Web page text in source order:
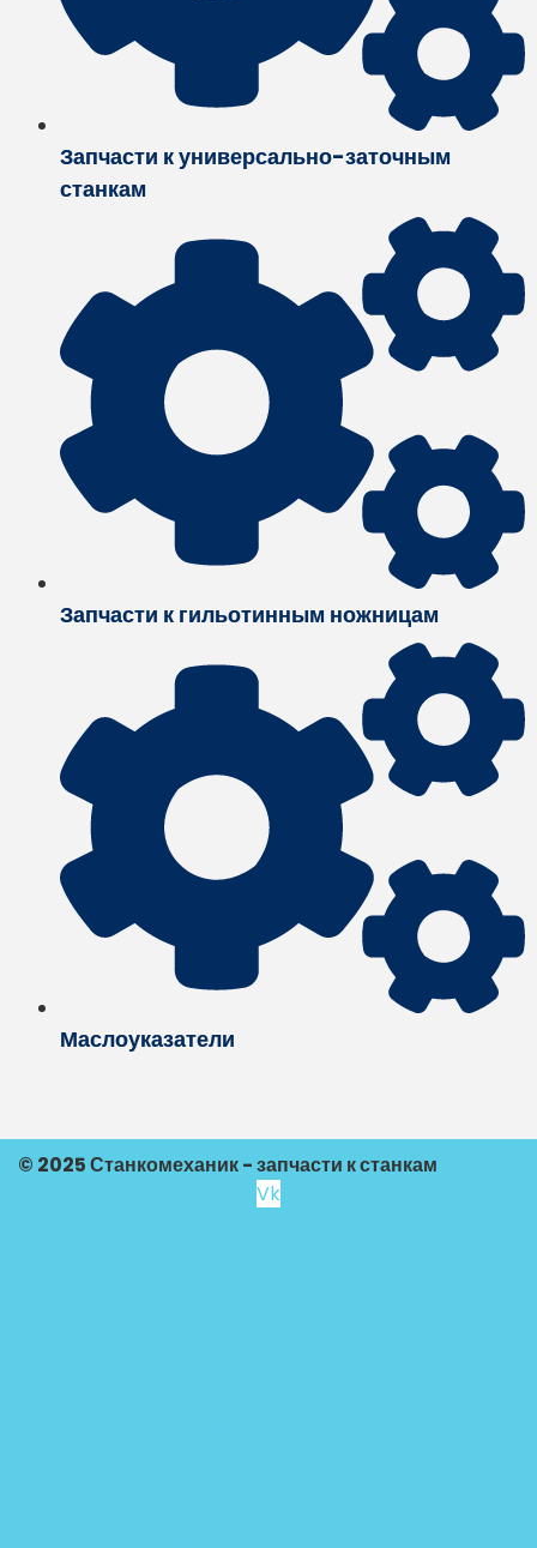
Запчасти к универсально-заточным
станкам
Запчасти к гильотинным ножницам
Маслоуказатели
© 2025 Станкомеханик - запчасти к станкам
Vk